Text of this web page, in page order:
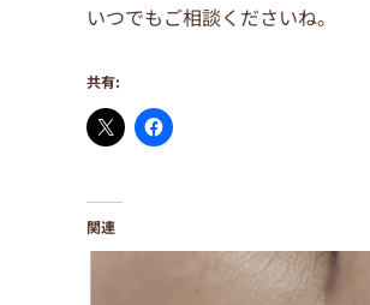
いつでもご相談くださいね。
共有:
関連